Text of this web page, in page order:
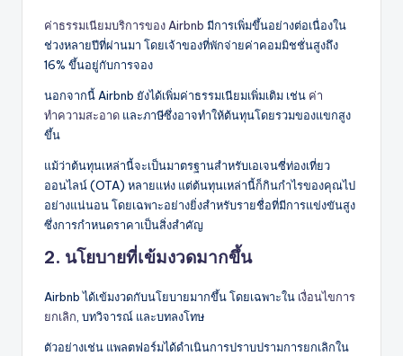
ค่าธรรมเนียมบริการของ Airbnb มีการเพิ่มขึ้นอย่างต่อเนื่องใน
ช่วงหลายปีที่ผ่านมา โดยเจ้าของที่พักจ่ายค่าคอมมิชชั่นสูงถึง
16% ขึ้นอยู่กับการจอง
นอกจากนี้ Airbnb ยังได้เพิ่มค่าธรรมเนียมเพิ่มเติม เช่น ค่า
ทำความสะอาด และภาษีซึ่งอาจทำให้ต้นทุนโดยรวมของแขกสูง
ขึ้น
แม้ว่าต้นทุนเหล่านี้จะเป็นมาตรฐานสำหรับเอเจนซี่ท่องเที่ยว
ออนไลน์ (OTA) หลายแห่ง แต่ต้นทุนเหล่านี้ก็กินกำไรของคุณไป
อย่างแน่นอน โดยเฉพาะอย่างยิ่งสำหรับรายชื่อที่มีการแข่งขันสูง
ซึ่งการกำหนดราคาเป็นสิ่งสำคัญ
2. นโยบายที่เข้มงวดมากขึ้น
Airbnb ได้เข้มงวดกับนโยบายมากขึ้น โดยเฉพาะใน เงื่อนไขการ
ยกเลิก , บทวิจารณ์ และบทลงโทษ
ตัวอย่างเช่น แพลตฟอร์มได้ดำเนินการปราบปรามการยกเลิกใน